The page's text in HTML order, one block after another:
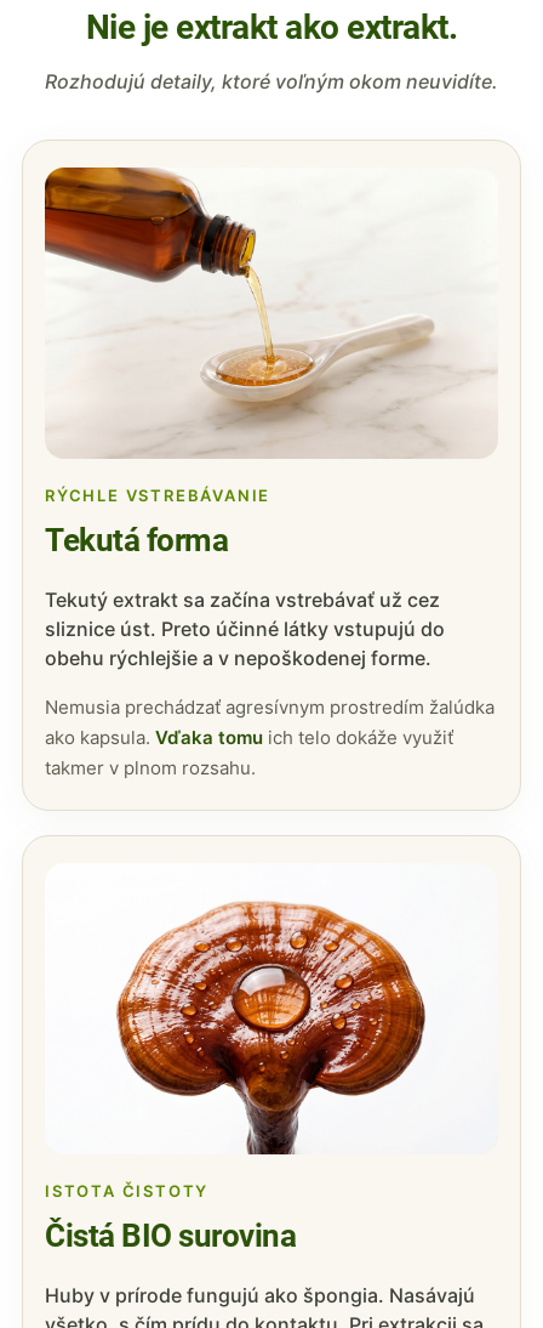
Nie je extrakt ako extrakt.
Rozhodujú detaily, ktoré voľným okom neuvidíte.
RÝCHLE VSTREBÁVANIE
Tekutá forma
Tekutý extrakt sa začína vstrebávať už cez
sliznice úst. Preto účinné látky vstupujú do
obehu rýchlejšie a v nepoškodenej forme.
Nemusia prechádzať agresívnym prostredím žalúdka
ako kapsula. Vďaka tomu ich telo dokáže využiť
takmer v plnom rozsahu.
ISTOTA ČISTOTY
Čistá BIO surovina
Huby v prírode fungujú ako špongia. Nasávajú